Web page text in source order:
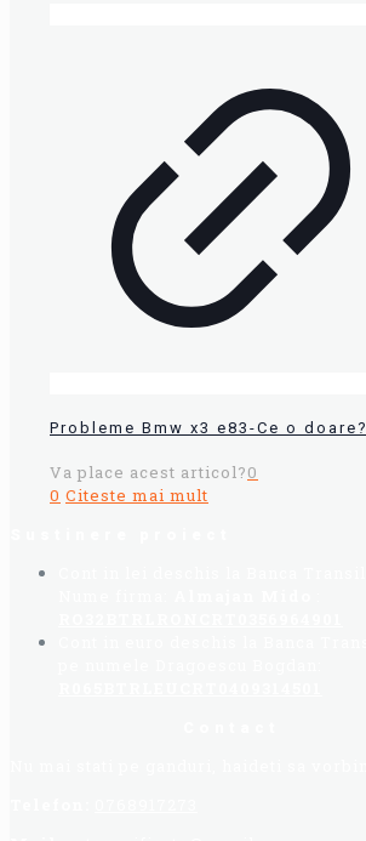
Probleme Bmw x3 e83-Ce o doare?
Va place acest articol?0
0 Citeste mai mult